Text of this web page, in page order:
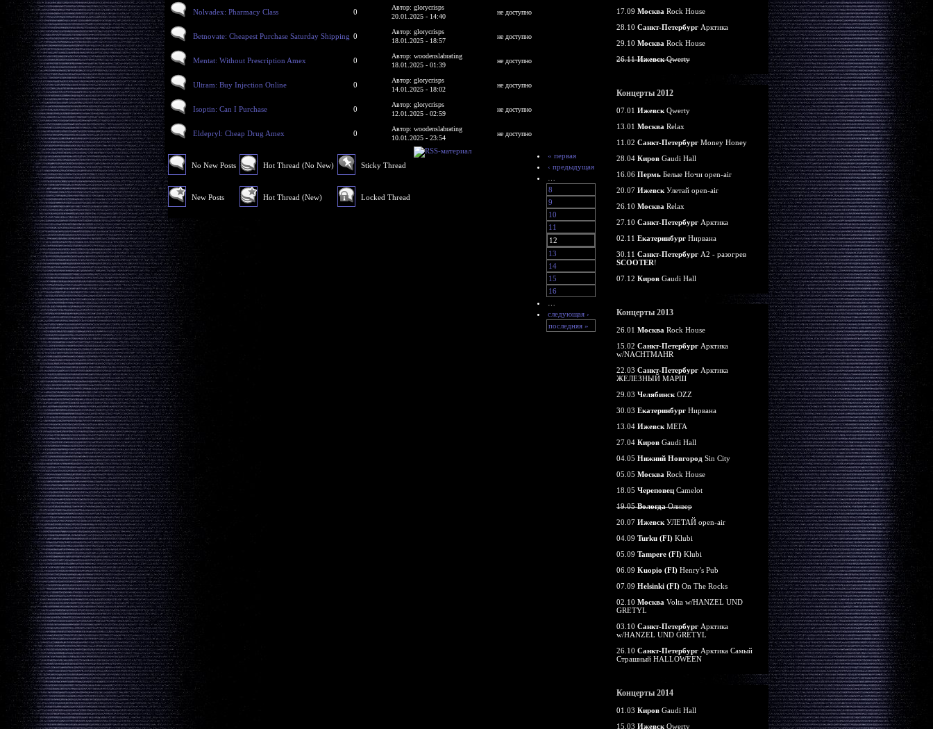
Nolvadex: Pharmacy Class 0
Автор: glorycrisps
20.01.2025 - 14:40
не доступно
Betnovate: Cheapest Purchase Saturday Shipping 0
Автор: glorycrisps
18.01.2025 - 18:57
не доступно
Mentat: Without Prescription Amex 0
Автор: woodenslabrating
18.01.2025 - 01:39
не доступно
Ultram: Buy Injection Online 0
Автор: glorycrisps
14.01.2025 - 18:02
не доступно
Isoptin: Can I Purchase 0
Автор: glorycrisps
12.01.2025 - 02:59
не доступно
Eldepryl: Cheap Drug Amex 0
Автор: woodenslabrating
10.01.2025 - 23:54
не доступно
No New Posts
New Posts
Hot Thread (No New)
Hot Thread (New)
Sticky Thread
Locked Thread
« первая
‹ предыдущая
8
9
10
11
12
13
14
15
16
следующая ›
последняя »
17.09 Москва Rock House
28.10 Санкт-Петербург Арктика
29.10 Москва Rock House
26.11ИжевскQwerty
Концерты 2012
07.01 Ижевск Qwerty
13.01 Москва Relax
11.02 Санкт-Петербург Money Honey
28.04 Киров Gaudi Hall
16.06 Пермь Белые Ночи open-air
20.07 Ижевск Улетай open-air
26.10 Москва Relax
27.10 Санкт-Петербург Арктика
02.11 Екатеринбург Нирвана
30.11 Санкт-Петербург А2 - разогрев
SCOOTER!
07.12 Киров Gaudi Hall
Концерты 2013
26.01 Москва Rock House
15.02 Санкт-Петербург Арктика
w/NACHTMAHR
22.03 Санкт-Петербург Арктика
ЖЕЛЕЗНЫЙ МАРШ
29.03 Челябинск OZZ
30.03 Екатеринбург Нирвана
13.04 Ижевск МЕГА
27.04 Киров Gaudi Hall
04.05 Нижний Новгород Sin City
05.05 Москва Rock House
18.05 Череповец Camelot
19.05ВологдаОливер
20.07 Ижевск УЛЕТАЙ open-air
04.09 Turku (FI) Klubi
05.09 Tampere (FI) Klubi
06.09 Kuopio (FI) Henry's Pub
07.09 Helsinki (FI) On The Rocks
02.10 Москва Volta w/HANZEL UND
GRETYL
03.10 Санкт-Петербург Арктика
w/HANZEL UND GRETYL
26.10 Санкт-Петербург Арктика Самый
Страшный HALLOWEEN
Концерты 2014
01.03 Киров Gaudi Hall
15.03 Ижевск Qwerty